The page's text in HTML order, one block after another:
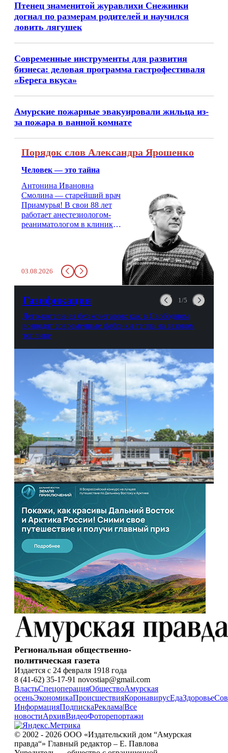
Птенец знаменитой журавлихи Снежинки
догнал по размерам родителей и научился
ловить лягушек
Современные инструменты для развития
бизнеса: деловая программа гастрофестиваля
«Берега вкуса»
Амурские пожарные эвакуировали жильца из-
за пожара в ванной комнате
Порядок слов Александра Ярошенко
Человек — это тайна
Антонина Ивановна
Смолина — старейший врач
Приамурья! В свои 88 лет
работает анестезиологом-
реаниматологом в клинике
стажем о жизни, смерти
душе и духе. Откровенно о
03.08.2026
Газификация 1/5
Лего-котельная без кочегаров: как в Свободном
возводят современные фабрики тепла на газовом
топливе
Региональная общественно-
политическая газета
Издается с 24 февраля 1918 года
8 (41-62) 35-17-91 novostiap@gmail.com
ВластьСпецоперацияОбществоАмурская
осеньЭкономикаПроисшествияКоронавирусЕдаЗдоровье
ИнформацияПодпискаРеклама|Все
новостиАрхивВидеоФоторепортажи
© 2002 - 2026 ООО «Издательский дом “Амурская
правда“» Главный редактор – Е. Павлова